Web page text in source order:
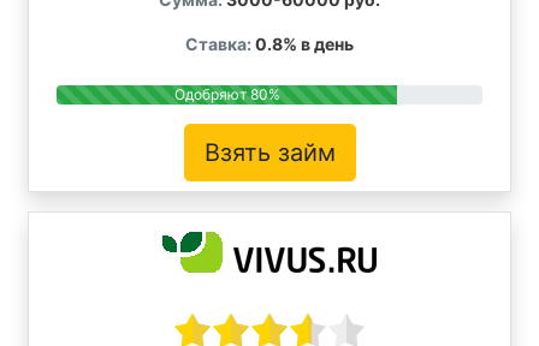
Ставка: 0.8% в день
Одобряют 80%
Взять займ